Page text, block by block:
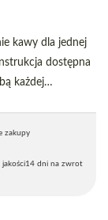
kawy dla jednej
dostępna
każdej…
zakupy
jakości14 dni na zwrot